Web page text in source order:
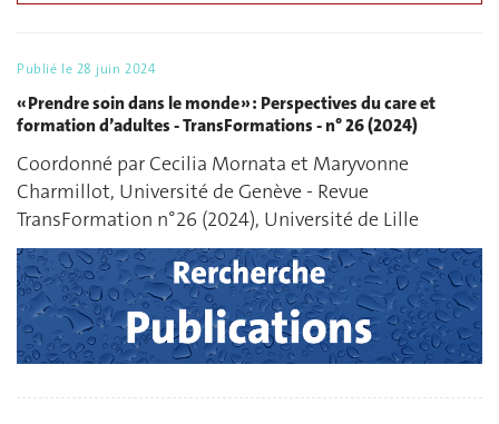
Publié le 28 juin 2024
« Prendre soin dans le monde » : Perspectives du care et
formation d’adultes - TransFormations - n° 26 (2024)
Coordonné par Cecilia Mornata et Maryvonne
Charmillot, Université de Genève - Revue
TransFormation n°26 (2024), Université de Lille